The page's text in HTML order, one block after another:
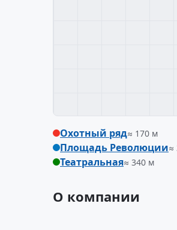
Охотный ряд≈ 170 м
Площадь Революции≈
Театральная≈ 340 м
О компании